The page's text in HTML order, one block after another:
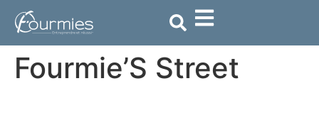
principal
Fourmie’S Street